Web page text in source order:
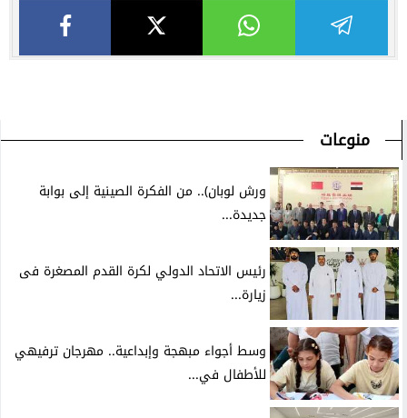
منوعات
ورش لوبان).. من الفكرة الصينية إلى بوابة
جديدة...
رئيس الاتحاد الدولي لكرة القدم المصغرة فى
زيارة...
وسط أجواء مبهجة وإبداعية.. مهرجان ترفيهي
للأطفال في...